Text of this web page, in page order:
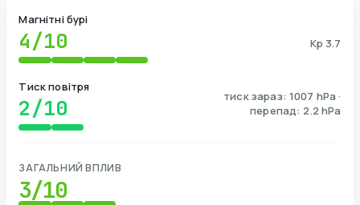
Магнітні бурі
4/10 Kp 3.7
Тиск повітря
2/10
тиск зараз: 1007 hPa ·
перепад: 2.2 hPa
ЗАГАЛЬНИЙ ВПЛИВ
3/10